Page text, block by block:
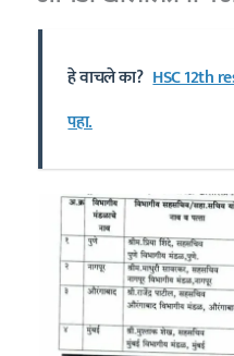
हे वाचले का? HSC 12th
पहा.